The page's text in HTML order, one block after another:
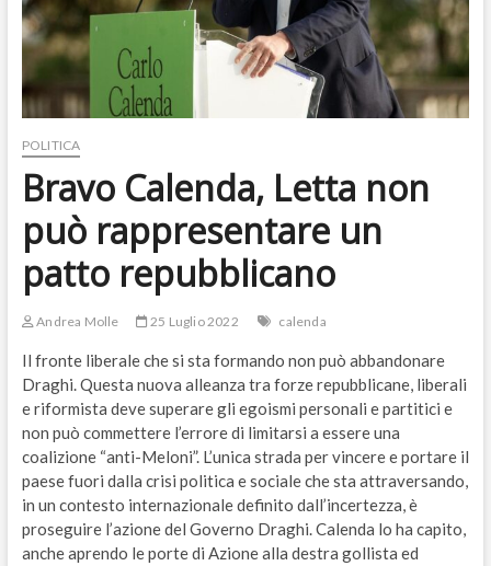
POLITICA
Bravo Calenda, Letta non
può rappresentare un
patto repubblicano
Andrea Molle 25 Luglio 2022 calenda
Il fronte liberale che si sta formando non può abbandonare
Draghi. Questa nuova alleanza tra forze repubblicane, liberali
e riformista deve superare gli egoismi personali e partitici e
non può commettere l’errore di limitarsi a essere una
coalizione “anti-Meloni”. L’unica strada per vincere e portare il
paese fuori dalla crisi politica e sociale che sta attraversando,
in un contesto internazionale definito dall’incertezza, è
proseguire l’azione del Governo Draghi. Calenda lo ha capito,
anche aprendo le porte di Azione alla destra gollista ed